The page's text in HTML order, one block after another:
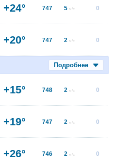
+24° 747 5 м/с 0
+20° 747 2 м/с 0
Подробнее
+15° 748 2 м/с 0
+19° 747 2 м/с 0
+26° 746 2 м/с 0